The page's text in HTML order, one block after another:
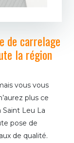
de carrelage
la région
vous vous
plus ce
Saint Leu La
pose de
de qualité.